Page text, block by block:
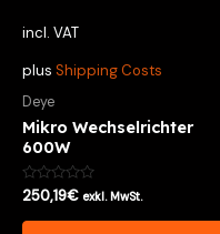
incl. VAT
plus Shipping Costs
Deye
Mikro Wechselrichter
600W
Bewertet
mit
0
250,19€ exkl. MwSt.